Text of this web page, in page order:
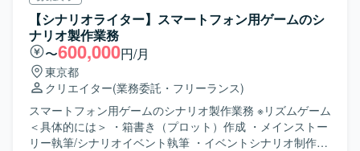
Unity/GitHub/Source Tree等 ▶ 利用ツール バージョン管
理：Git ドキュメント管理：Notion タスク管理：GitHub,
ZenHub, Asana KPI・ロギング：Redash, BigQuery コミュ
ニケーションツール：Slack, Discord
【シナリオライター】スマートフォン用ゲームのシ
ナリオ製作業務
〜600,000円/月
東京都
クリエイター(業務委託・フリーランス)
スマートフォン用ゲームのシナリオ製作業務 ※リズムゲーム
＜具体的には＞ ・箱書き（プロット）作成 ・メインストー
リー執筆/シナリオイベント執筆 ・イベントシナリオ制作に